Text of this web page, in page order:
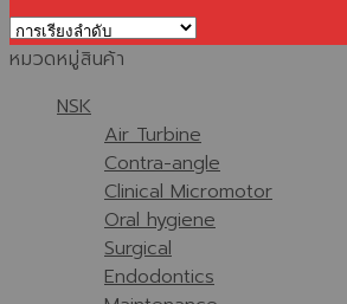
หมวดหมู่สินค้า
NSK
Air Turbine
Contra-angle
Clinical Micromotor
Oral hygiene
Surgical
Endodontics